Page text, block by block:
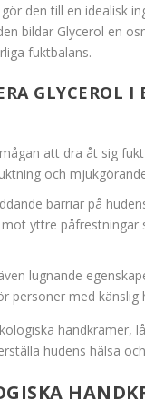
den till en idealisk
bildar Glycerol en
fuktbalans.
GLYCEROL I
att dra åt sig
och
barriär på
yttre påfrestningar
lugnande
personer med känslig
handkrämer,
hudens hälsa